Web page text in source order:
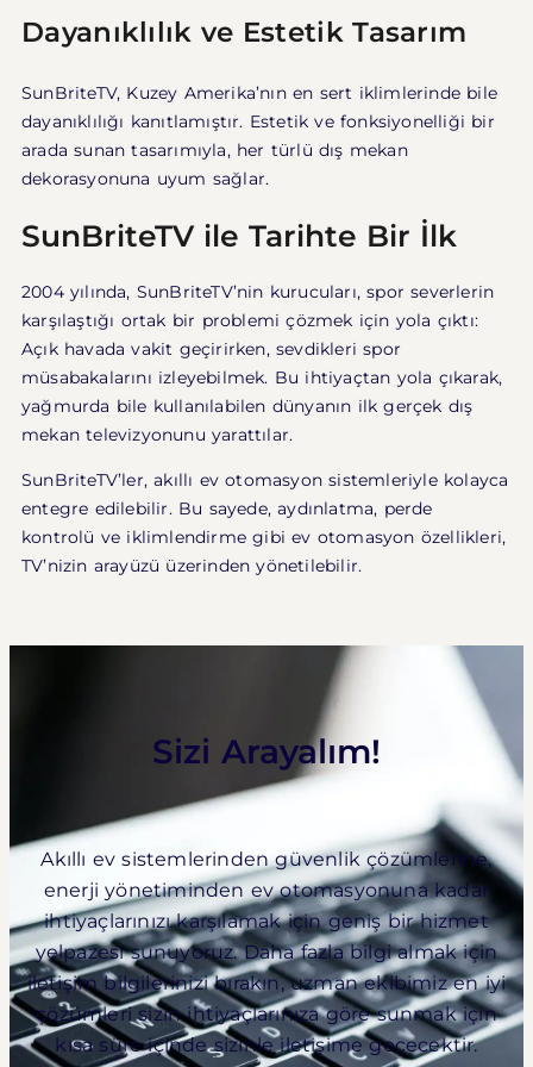
Dayanıklılık ve Estetik Tasarım
SunBriteTV, Kuzey Amerika’nın en sert iklimlerinde bile
dayanıklılığı kanıtlamıştır. Estetik ve fonksiyonelliği bir
arada sunan tasarımıyla, her türlü dış mekan
dekorasyonuna uyum sağlar.
SunBriteTV ile Tarihte Bir İlk
2004 yılında, SunBriteTV’nin kurucuları, spor severlerin
karşılaştığı ortak bir problemi çözmek için yola çıktı:
Açık havada vakit geçirirken, sevdikleri spor
müsabakalarını izleyebilmek. Bu ihtiyaçtan yola çıkarak,
yağmurda bile kullanılabilen dünyanın ilk gerçek dış
mekan televizyonunu yarattılar.
SunBriteTV’ler, akıllı ev otomasyon sistemleriyle kolayca
entegre edilebilir. Bu sayede, aydınlatma, perde
kontrolü ve iklimlendirme gibi ev otomasyon özellikleri,
TV’nizin arayüzü üzerinden yönetilebilir.
Sizi Arayalım!
Akıllı ev sistemlerinden güvenlik çözümlerine,
enerji yönetiminden ev otomasyonuna kadar
ihtiyaçlarınızı karşılamak için geniş bir hizmet
yelpazesi sunuyoruz. Daha fazla bilgi almak için
iletişim bilgilerinizi bırakın, uzman ekibimiz en iyi
çözümleri sizin ihtiyaçlarınıza göre sunmak için
kısa süre içinde sizinle iletişime geçecektir.